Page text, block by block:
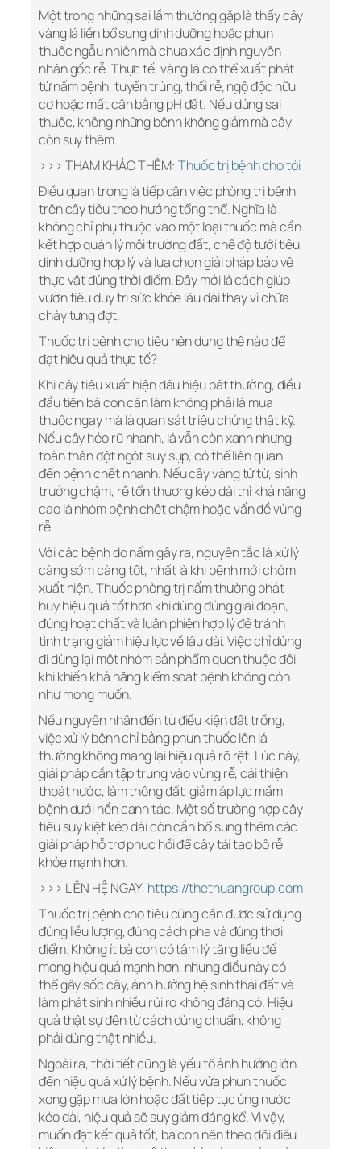
Một trong những sai lầm thường gặp là thấy cây
vàng lá liền bổ sung dinh dưỡng hoặc phun
thuốc ngẫu nhiên mà chưa xác định nguyên
nhân gốc rễ. Thực tế, vàng lá có thể xuất phát
từ nấm bệnh, tuyến trùng, thối rễ, ngộ độc hữu
cơ hoặc mất cân bằng pH đất. Nếu dùng sai
thuốc, không những bệnh không giảm mà cây
còn suy thêm.
>>> THAM KHẢO THÊM: Thuốc trị bệnh cho tỏi
Điều quan trọng là tiếp cận việc phòng trị bệnh
trên cây tiêu theo hướng tổng thể. Nghĩa là
không chỉ phụ thuộc vào một loại thuốc mà cần
kết hợp quản lý môi trường đất, chế độ tưới tiêu,
dinh dưỡng hợp lý và lựa chọn giải pháp bảo vệ
thực vật đúng thời điểm. Đây mới là cách giúp
vườn tiêu duy trì sức khỏe lâu dài thay vì chữa
cháy từng đợt.
Thuốc trị bệnh cho tiêu nên dùng thế nào để
đạt hiệu quả thực tế?
Khi cây tiêu xuất hiện dấu hiệu bất thường, điều
đầu tiên bà con cần làm không phải là mua
thuốc ngay mà là quan sát triệu chứng thật kỹ.
Nếu cây héo rũ nhanh, lá vẫn còn xanh nhưng
toàn thân đột ngột suy sụp, có thể liên quan
đến bệnh chết nhanh. Nếu cây vàng từ từ, sinh
trưởng chậm, rễ tổn thương kéo dài thì khả năng
cao là nhóm bệnh chết chậm hoặc vấn đề vùng
rễ.
Với các bệnh do nấm gây ra, nguyên tắc là xử lý
càng sớm càng tốt, nhất là khi bệnh mới chớm
xuất hiện. Thuốc phòng trị nấm thường phát
huy hiệu quả tốt hơn khi dùng đúng giai đoạn,
đúng hoạt chất và luân phiên hợp lý để tránh
tình trạng giảm hiệu lực về lâu dài. Việc chỉ dùng
đi dùng lại một nhóm sản phẩm quen thuộc đôi
khi khiến khả năng kiểm soát bệnh không còn
như mong muốn.
Nếu nguyên nhân đến từ điều kiện đất trồng,
việc xử lý bệnh chỉ bằng phun thuốc lên lá
thường không mang lại hiệu quả rõ rệt. Lúc này,
giải pháp cần tập trung vào vùng rễ, cải thiện
thoát nước, làm thông đất, giảm áp lực mầm
bệnh dưới nền canh tác. Một số trường hợp cây
tiêu suy kiệt kéo dài còn cần bổ sung thêm các
giải pháp hỗ trợ phục hồi để cây tái tạo bộ rễ
khỏe mạnh hơn.
>>> LIÊN HỆ NGAY: https://thethuangroup.com
Thuốc trị bệnh cho tiêu cũng cần được sử dụng
đúng liều lượng, đúng cách pha và đúng thời
điểm. Không ít bà con có tâm lý tăng liều để
mong hiệu quả mạnh hơn, nhưng điều này có
thể gây sốc cây, ảnh hưởng hệ sinh thái đất và
làm phát sinh nhiều rủi ro không đáng có. Hiệu
quả thật sự đến từ cách dùng chuẩn, không
phải dùng thật nhiều.
Ngoài ra, thời tiết cũng là yếu tố ảnh hưởng lớn
đến hiệu quả xử lý bệnh. Nếu vừa phun thuốc
xong gặp mưa lớn hoặc đất tiếp tục úng nước
kéo dài, hiệu quả sẽ suy giảm đáng kể. Vì vậy,
muốn đạt kết quả tốt, bà con nên theo dõi điều